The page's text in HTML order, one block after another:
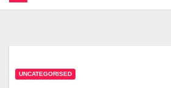
UNCATEGORISED